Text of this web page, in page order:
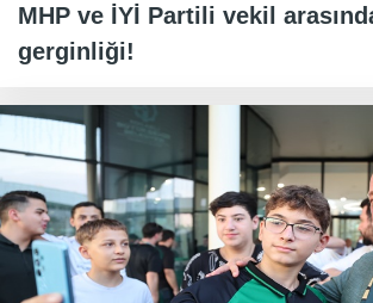
MHP ve İYİ Partili vekil
gerginliği!